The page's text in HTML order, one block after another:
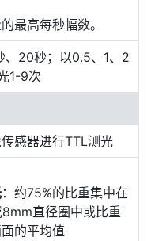
最高每秒幅数。
、20秒；以0.5、1、2
1-9次
感器进行TTL测光
：约75%的比重集中在
直径圈中或比重
的平均值